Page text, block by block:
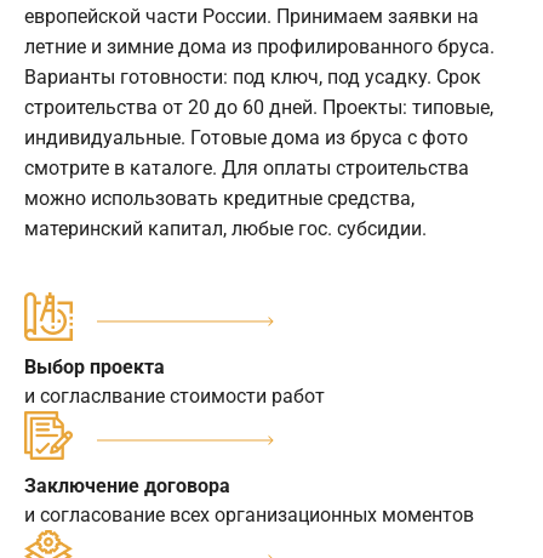
европейской части России. Принимаем заявки на
летние и зимние дома из профилированного бруса.
Варианты готовности: под ключ, под усадку. Срок
строительства от 20 до 60 дней. Проекты: типовые,
индивидуальные. Готовые дома из бруса с фото
смотрите в каталоге. Для оплаты строительства
можно использовать кредитные средства,
материнский капитал, любые гос. субсидии.
Выбор проекта
и согласлвание стоимости работ
Заключение договора
и согласование всех организационных моментов